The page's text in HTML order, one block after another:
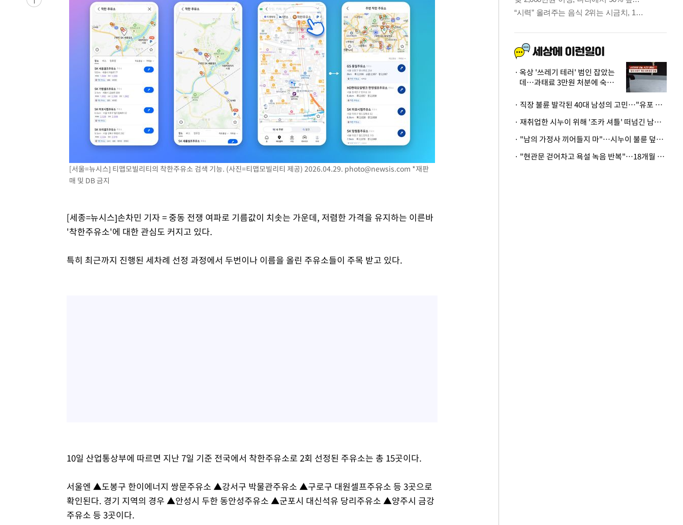
[서울=뉴시스] 티맵모빌리티의 착한주유소 검색 기능. (사진=티맵모빌리티 제공) 2026.04.29. photo@newsis.com *재판
매 및 DB 금지
[세종=뉴시스]손차민 기자 = 중동 전쟁 여파로 기름값이 치솟는 가운데, 저렴한 가격을 유지하는 이른바
'착한주유소'에 대한 관심도 커지고 있다.
특히 최근까지 진행된 세차례 선정 과정에서 두번이나 이름을 올린 주유소들이 주목 받고 있다.
10일 산업통상부에 따르면 지난 7일 기준 전국에서 착한주유소로 2회 선정된 주유소는 총 15곳이다.
서울엔 ▲도봉구 한이에너지 쌍문주유소 ▲강서구 박물관주유소 ▲구로구 대원셀프주유소 등 3곳으로
확인된다. 경기 지역의 경우 ▲안성시 두한 동안성주유소 ▲군포시 대신석유 당리주유소 ▲양주시 금강
주유소 등 3곳이다.
옥상 '쓰레기 테러' 범인 잡았는
데…과태료 3만원 처분에 숙박업
· 직장 불륜 발각된 40대 남성의 고민…"유포 동료 명예훼손·협박죄 고소 가능할까"
· 재취업한 시누이 위해 '조카 셔틀' 떠넘긴 남편…아내 "난 못한다"
· "남의 가정사 끼어들지 마"…시누이 불륜 덮으려는 남편에 억울한 아내
· "현관문 걷어차고 욕설 녹음 반복"…18개월 아기 키우는 집 뒤흔든 '앞집의 비극'